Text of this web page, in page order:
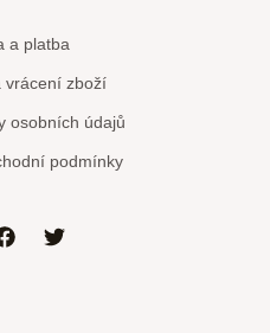
a platba
vrácení zboží
osobních údajů
podmínky